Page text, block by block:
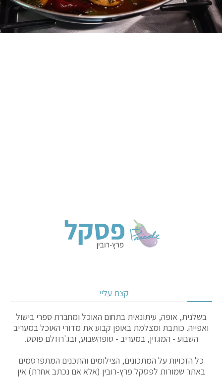
קצת עליי
בשלנית, אופה, עיתונאית בתחום האוכל ומחברת ספרי בישול
ואפייה. כותבת ומצלמת באופן קבוע את מדורי האוכל במעריב
השבוע - המגזין, במעריב - סופהשבוע, ובג'רוזלם פוסט.
כל הזכויות על המתכונים, הצילומים והתכנים המתפרסמים
באתר שמורות לפסקל פרץ-רובין (אלא אם נכתב אחרת) אין